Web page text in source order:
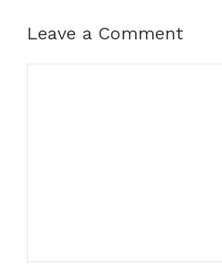
Leave a Comment